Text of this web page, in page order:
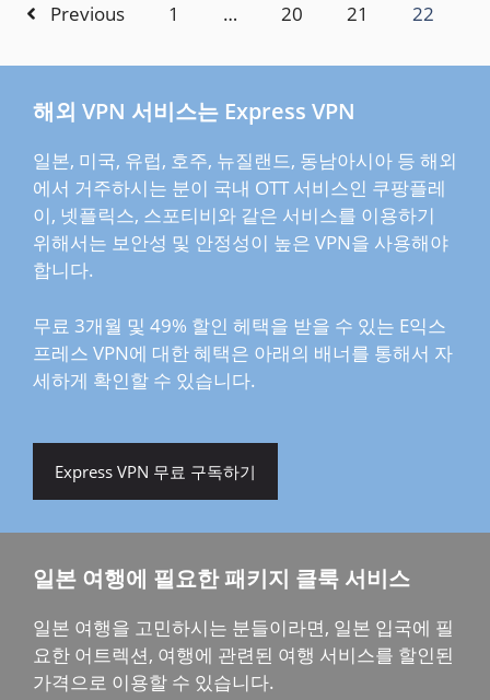
Previous 1 … 20 21 22
해외 VPN 서비스는 Express VPN
일본, 미국, 유럽, 호주, 뉴질랜드, 동남아시아 등 해외
에서 거주하시는 분이 국내 OTT 서비스인 쿠팡플레
이, 넷플릭스, 스포티비와 같은 서비스를 이용하기
위해서는 보안성 및 안정성이 높은 VPN을 사용해야
합니다.
무료 3개월 및 49% 할인 헤택을 받을 수 있는 E익스
프레스 VPN에 대한 혜택은 아래의 배너를 통해서 자
세하게 확인할 수 있습니다.
Express VPN 무료 구독하기
일본 여행에 필요한 패키지 클룩 서비스
일본 여행을 고민하시는 분들이라면, 일본 입국에 필
요한 어트렉션, 여행에 관련된 여행 서비스를 할인된
가격으로 이용할 수 있습니다.